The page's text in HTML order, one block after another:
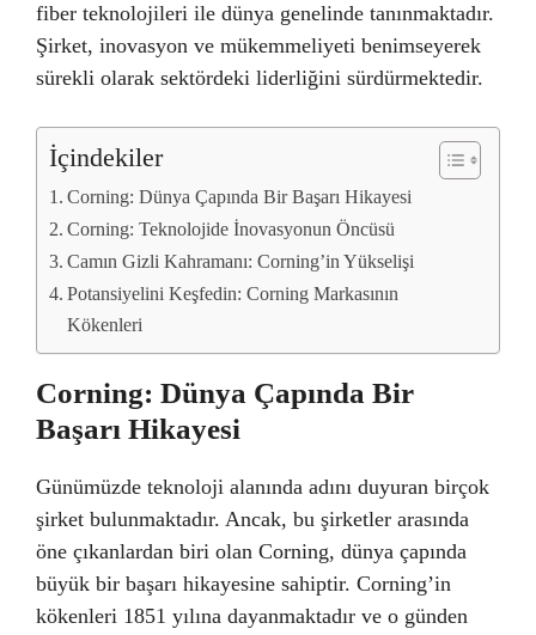
fiber teknolojileri ile dünya genelinde tanınmaktadır.
Şirket, inovasyon ve mükemmeliyeti benimseyerek
sürekli olarak sektördeki liderliğini sürdürmektedir.
İçindekiler
Corning: Dünya Çapında Bir Başarı Hikayesi
Corning: Teknolojide İnovasyonun Öncüsü
Camın Gizli Kahramanı: Corning’in Yükselişi
Potansiyelini Keşfedin: Corning Markasının
Kökenleri
Corning: Dünya Çapında Bir
Başarı Hikayesi
Günümüzde teknoloji alanında adını duyuran birçok
şirket bulunmaktadır. Ancak, bu şirketler arasında
öne çıkanlardan biri olan Corning, dünya çapında
büyük bir başarı hikayesine sahiptir. Corning’in
kökenleri 1851 yılına dayanmaktadır ve o günden